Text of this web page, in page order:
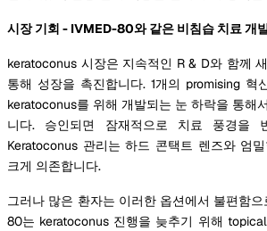
시장 기회 - IVMED-80와 같은 비침습 치료 개
keratoconus 시장은 지속적인 R & D와 함께
통해 성장을 촉진합니다. 1개의 promising 혁
keratoconus를 위해 개발되는 눈 하락을 통해
니다. 승인되면 잠재적으로 치료 풍경을
Keratoconus 관리는 하드 콘택트 렌즈와 엄
크게 의존합니다.
그러나 많은 환자는 이러한 옵션에서 불편함
80는 keratoconus 진행을 늦추기 위해